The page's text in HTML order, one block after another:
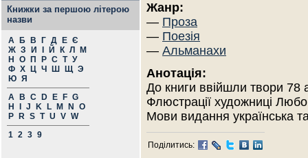
Книжки за першою літерою
назви
А Б В Г Д Е Є
Ж З И Й К Л
М
Н
О П Р С Т У
Ф Х Ц Ч Ш Щ Э
Ю Я
A
B C D E F G
H
J K L M N
O
P
R S T U V W
1 2 3 9
Жанр:
— Проза
— Поезія
— Альманахи
Анотація:
До книги ввійшли твори 78
Флюстрації художниці
Мови видання українська
Поділитись: